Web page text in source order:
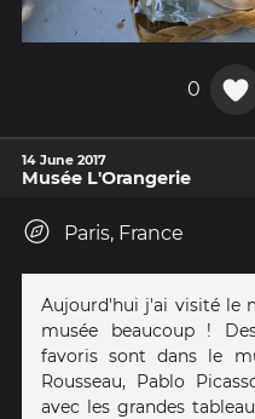
0
14 June 2017
Musée L'Orangerie
Paris, France
Aujourd'hui j'ai visité le
musée beaucoup !
favoris sont dans le
Rousseau, Pablo
avec les grandes